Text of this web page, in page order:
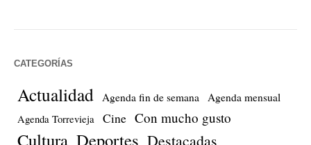
CATEGORÍAS
Actualidad Agenda fin de semana Agenda mensual
Agenda Torrevieja Cine Con mucho gusto
Cultura Deportes Destacadas